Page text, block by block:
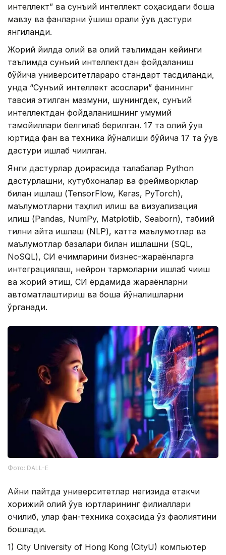
интеллект” ва сунъий интеллект соҳасидаги бошқа
мавзу ва фанларни қўшиш орқали ўқув дастури
янгиланди.
Жорий йилда олий ва олий таълимдан кейинги
таълимда сунъий интеллектдан фойдаланиш
бўйича университетлараро стандарт тасдиқланди,
унда “Сунъий интеллект асослари” фанининг
тавсия этилган мазмуни, шунингдек, сунъий
интеллектдан фойдаланишнинг умумий
тамойиллари белгилаб берилган. 17 та олий ўқув
юртида фан ва техника йўналиши бўйича 17 та ўқув
дастури ишлаб чиқилган.
Янги дастурлар доирасида талабалар Python
дастурлашни, кутубхоналар ва фреймворклар
билан ишлаш (TensorFlow, Keras, PyTorch),
маълумотларни таҳлил қилиш ва визуализация
қилиш (Pandas, NumPy, Matplotlib, Seaborn), табиий
тилни қайта ишлаш (NLP), катта маълумотлар ва
маълумотлар базалари билан ишлашни (SQL,
NoSQL), СИ ечимларини бизнес-жараёнларга
интеграциялаш, нейрон тармоқларни ишлаб чиқиш
ва жорий этиш, СИ ёрдамида жараёнларни
автоматлаштириш ва бошқа йўналишларни
ўрганади.
Фото: DALL-E
Айни пайтда университетлар негизида етакчи
хорижий олий ўқув юртларининг филиаллари
очилиб, улар фан-техника соҳасида ўз фаолиятини
бошлади.
1) City University of Hong Kong (CityU) компьютер